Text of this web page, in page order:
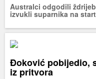
Australci odgodili
izvukli suparnika na
Đoković pobijedio,
iz pritvora